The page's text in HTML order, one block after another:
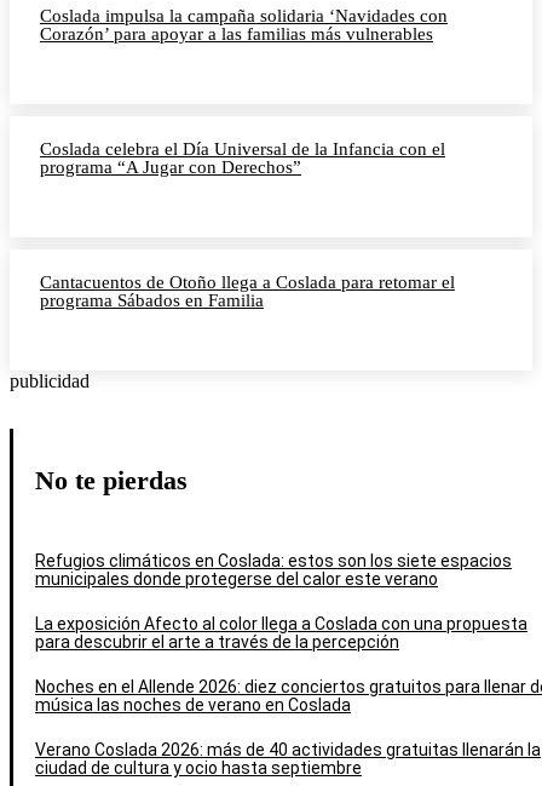
Coslada impulsa la campaña solidaria ‘Navidades con
Corazón’ para apoyar a las familias más vulnerables
Coslada celebra el Día Universal de la Infancia con el
programa “A Jugar con Derechos”
Cantacuentos de Otoño llega a Coslada para retomar el
programa Sábados en Familia
publicidad
No te pierdas
Refugios climáticos en Coslada: estos son los siete espacios
municipales donde protegerse del calor este verano
La exposición Afecto al color llega a Coslada con una propuesta
para descubrir el arte a través de la percepción
Noches en el Allende 2026: diez conciertos gratuitos para llenar
música las noches de verano en Coslada
Verano Coslada 2026: más de 40 actividades gratuitas llenarán la
ciudad de cultura y ocio hasta septiembre